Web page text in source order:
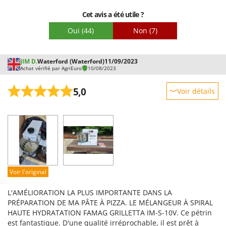
réparer immédiatement après l'achat ? Les réponses du
service technique sont insatisfaisantes. J'ai acheté un
appareil neuf, pas un appareil reconditionné ou endommagé.
J'exige un échange contre un robot pâtissier neuf et
fonctionnel, conforme aux spécifications annoncées. J'attends
une solution rapide et adaptée à cette situation.
suite, et conformément à la réglementation en vigueur, la
solution la plus adaptée sera appliquée : réparation ou
remplacement du produit. Nous restons à votre disposition
Cet avis a été utile ?
Oui (44) Non (7)
JIM D.Waterford (Waterford)11/09/2023
Achat vérifié par AgriEuro 10/08/2023
5,0 Voir détails
Prestations
Facilité d'utilisation
Qualité / Prix
Facilité de montage
Voir l'original
L'AMÉLIORATION LA PLUS IMPORTANTE DANS LA
PRÉPARATION DE MA PÂTE À PIZZA. LE MÉLANGEUR À SPIRAL
HAUTE HYDRATATION FAMAG GRILLETTA IM-S-10V. Ce pétrin
est fantastique. D'une qualité irréprochable, il est prêt à